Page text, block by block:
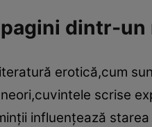
dintr-un
erotică,cum
scrise
influenţează